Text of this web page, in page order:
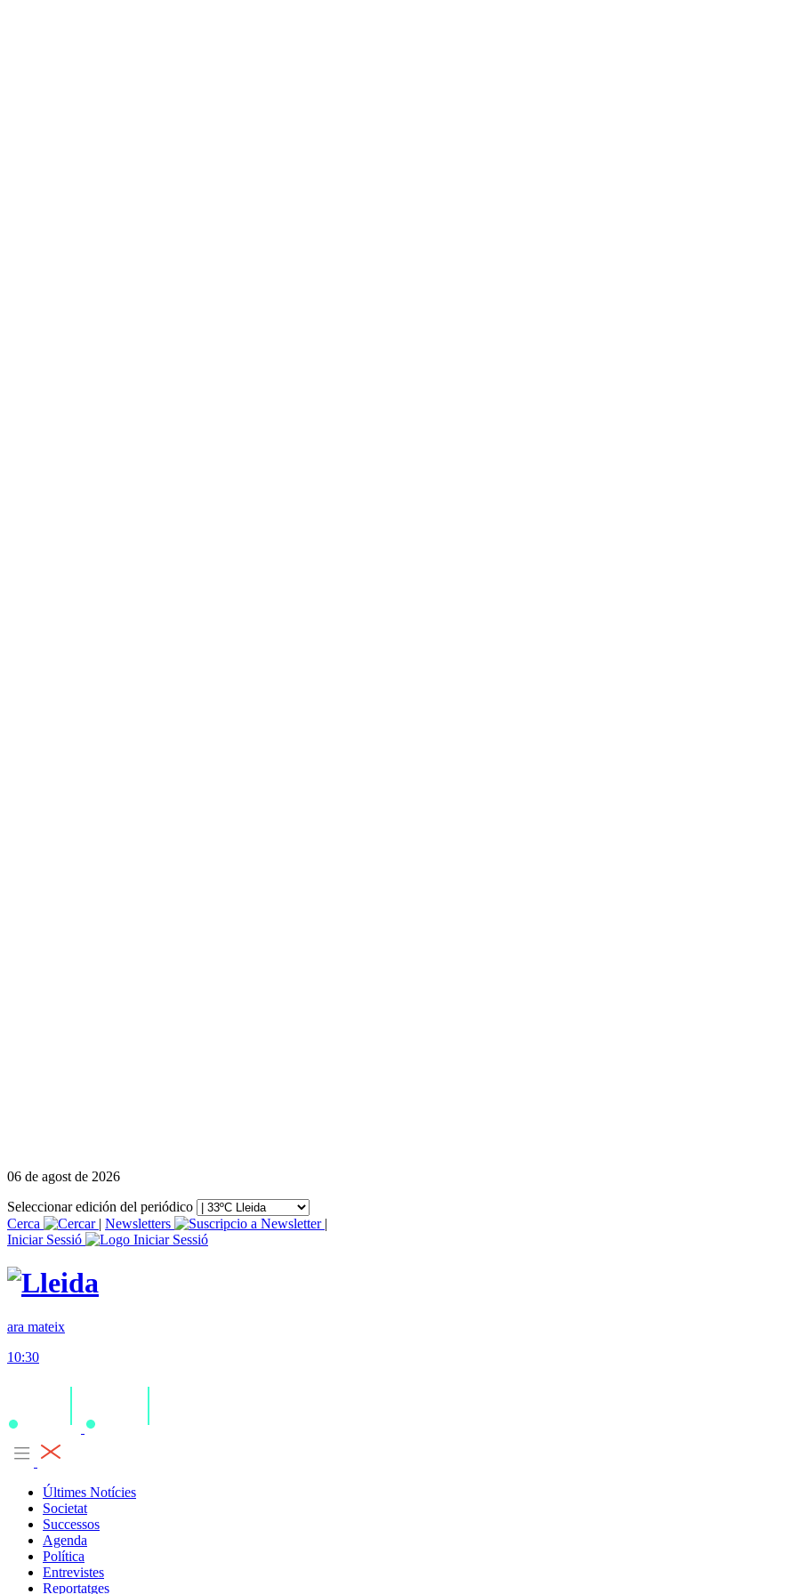
06 de agost de 2026
Seleccionar edición del periódico
Cerca
| Newsletters
|
Iniciar Sessió
ara mateix
10:30
Últimes Notícies
Societat
Successos
Agenda
Política
Entrevistes
Reportatges